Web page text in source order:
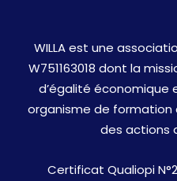
WILLA est une
W751163018 dont la
d’égalité économique
organisme de formation
des actions
Certificat Qualiopi